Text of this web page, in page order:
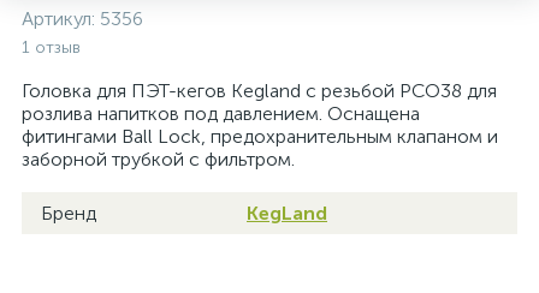
Артикул: 5356
1 отзыв
Головка для ПЭТ-кегов Kegland с резьбой PCO38 для
розлива напитков под давлением. Оснащена
фитингами Ball Lock, предохранительным клапаном и
заборной трубкой с фильтром.
Бренд KegLand